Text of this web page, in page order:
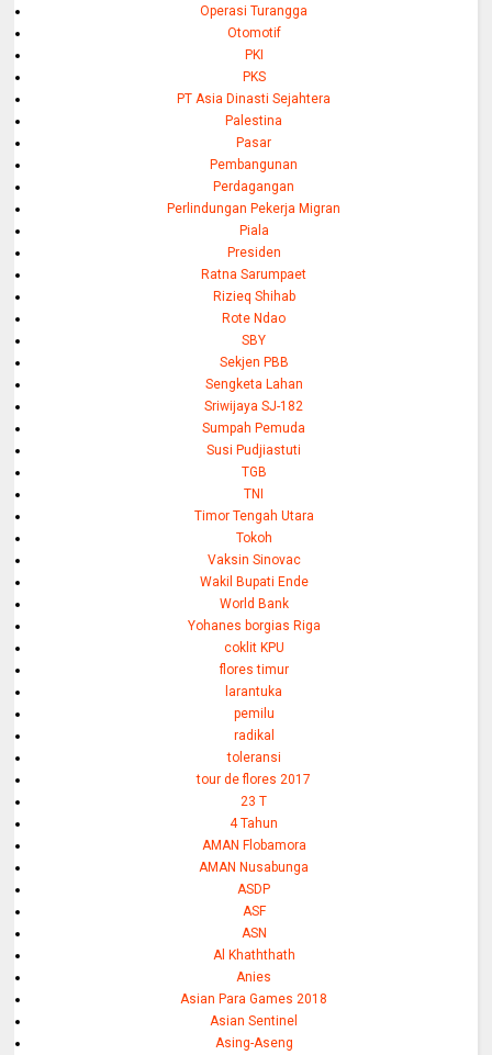
Operasi Turangga
Otomotif
PKI
PKS
PT Asia Dinasti Sejahtera
Palestina
Pasar
Pembangunan
Perdagangan
Perlindungan Pekerja Migran
Piala
Presiden
Ratna Sarumpaet
Rizieq Shihab
Rote Ndao
SBY
Sekjen PBB
Sengketa Lahan
Sriwijaya SJ-182
Sumpah Pemuda
Susi Pudjiastuti
TGB
TNI
Timor Tengah Utara
Tokoh
Vaksin Sinovac
Wakil Bupati Ende
World Bank
Yohanes borgias Riga
coklit KPU
flores timur
larantuka
pemilu
radikal
toleransi
tour de flores 2017
23 T
4 Tahun
AMAN Flobamora
AMAN Nusabunga
ASDP
ASF
ASN
Al Khaththath
Anies
Asian Para Games 2018
Asian Sentinel
Asing-Aseng